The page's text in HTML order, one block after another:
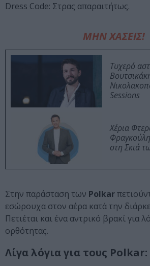
Dress Code: Στρας απαραιτήτως.
ΜΗΝ ΧΑΣΕΙΣ!
Τυχερό
Sessions
Χέρια
στη Σκιά
Στην παράσταση των Polkar
εσώρουχα στον αέρα κατά την
Πετιέται και ένα αντρικό βρακί για
ορθότητας.
Λίγα λόγια για τους Polkar: